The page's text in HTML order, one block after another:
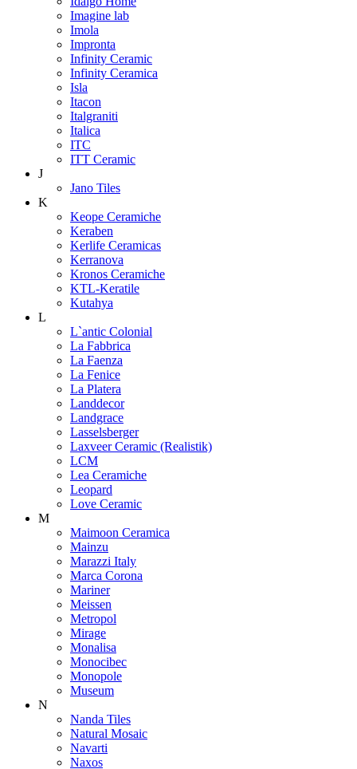
Imagine lab
Imola
Impronta
Infinity Ceramic
Infinity Ceramica
Isla
Itacon
Italgraniti
Italica
ITC
ITT Ceramic
J
Jano Tiles
K
Keope Ceramiche
Keraben
Kerlife Ceramicas
Kerranova
Kronos Ceramiche
KTL-Keratile
Kutahya
L
L`antic Colonial
La Fabbrica
La Faenza
La Fenice
La Platera
Landdecor
Landgrace
Lasselsberger
Laxveer Ceramic (Realistik)
LCM
Lea Ceramiche
Leopard
Love Ceramic
M
Maimoon Ceramica
Mainzu
Marazzi Italy
Marca Corona
Mariner
Meissen
Metropol
Mirage
Monalisa
Monocibec
Monopole
Museum
N
Nanda Tiles
Natural Mosaic
Navarti
Naxos